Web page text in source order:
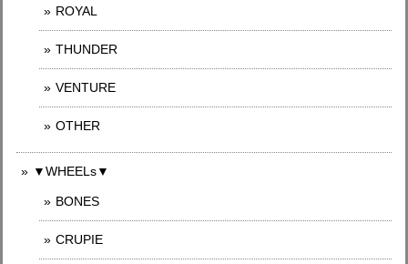
ROYAL
THUNDER
VENTURE
OTHER
▼WHEELs▼
BONES
CRUPIE